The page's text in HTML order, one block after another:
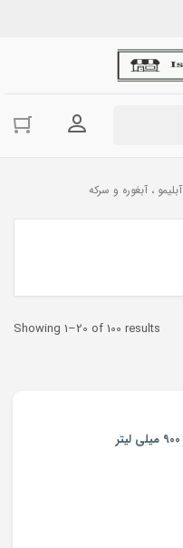
ورود به
آبلیمو ، آبغوره و سرکه
Showing 1–20 of 100 results